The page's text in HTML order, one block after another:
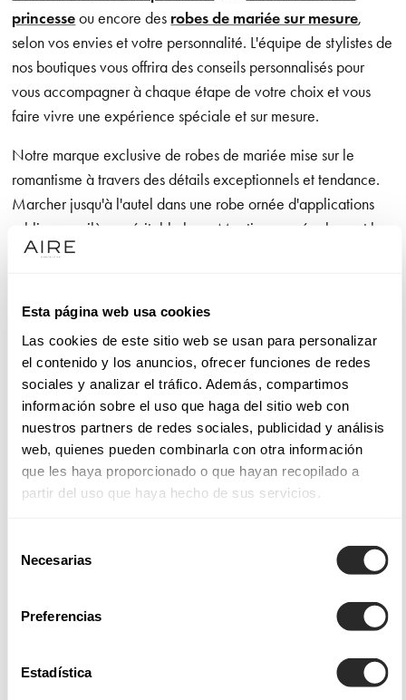
Esta página web usa cookies
Las cookies de este sitio web se usan para personalizar
el contenido y los anuncios, ofrecer funciones de redes
sociales y analizar el tráfico. Además, compartimos
información sobre el uso que haga del sitio web con
nuestros partners de redes sociales, publicidad y análisis
web, quienes pueden combinarla con otra información
que les haya proporcionado o que hayan recopilado a
partir del uso que haya hecho de sus servicios.
Necesarias
Preferencias
Estadística
princesseou encore des robes de mariée sur mesure,
selon vos envies et votre personnalité. L'équipe de stylistes de
nos boutiques vous offrira des conseils personnalisés pour
vous accompagner à chaque étape de votre choix et vous
faire vivre une expérience spéciale et sur mesure.
Notre marque exclusive de robes de mariée mise sur le
romantisme à travers des détails exceptionnels et tendance.
Marcher jusqu'à l'autel dans une robe ornée d'applications
sublimes, voilà un véritable luxe. Mentionnons également les
designs aux lignes épurées qui offrent à la mariée une grande
tissus nobles utilisés pour chaque modèle, un régal pour la
Tissus et styles de nos robes de mariée
Les robes de mariée Aire Barcelona intègrent des finitions et
des applications qui permettent de créer des modèles
magnifiques et saisissants, telles lesrobes de mariée de
coupe sirène, ajustées du bustier jusqu'aux hanches, afin
Barcelona, Aire Boho, Aire Royale et Aire Diamond, vous
mais également des tissus légers soigneusement sélectionnés
qui offrent un tombé fluide ou des dentelles subtiles pour